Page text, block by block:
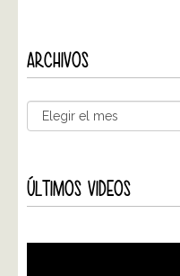
ARCHIVOS
ÚLTIMOS VIDEOS